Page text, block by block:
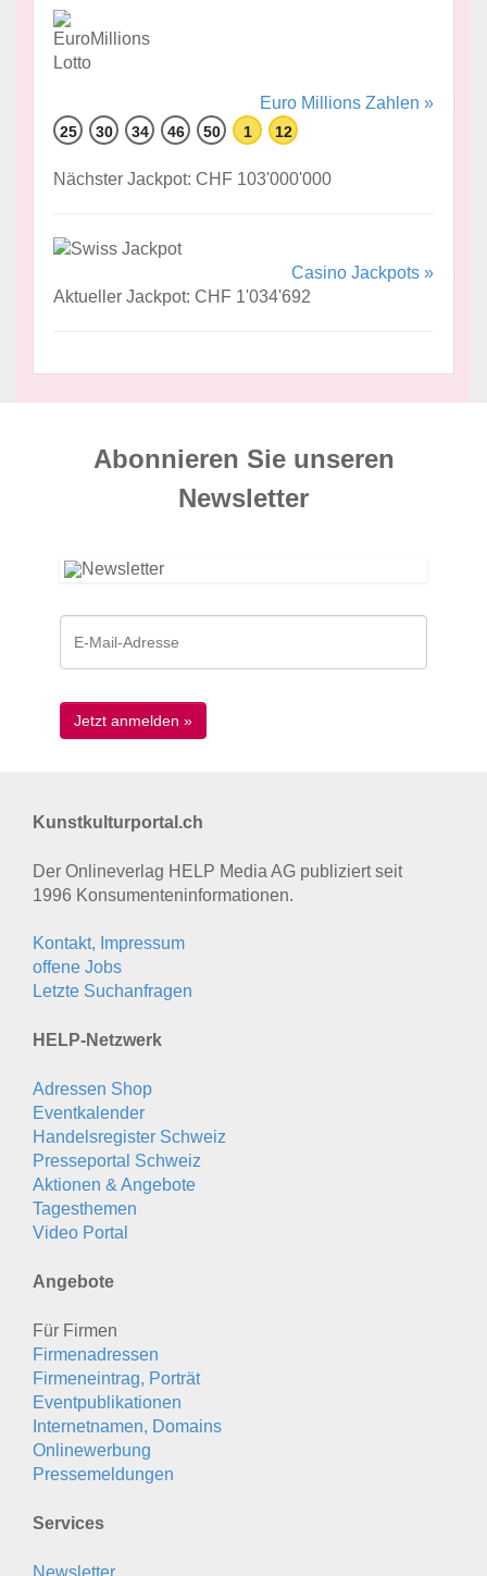
Euro Millions Zahlen »
25 30 34 46 50 1 12
Nächster Jackpot: CHF 103'000'000
Casino Jackpots »
Aktueller Jackpot: CHF 1'034'692
Abonnieren Sie unseren
News­letter
Kunstkulturportal.ch
Der Onlineverlag HELP Media AG publiziert seit
1996 Konsumenten­informationen.
Kontakt, Impressum
offene Jobs
Letzte Suchanfragen
HELP-Netzwerk
Adressen Shop
Eventkalender
Handelsregister Schweiz
Presseportal Schweiz
Aktionen & Angebote
Tagesthemen
Video Portal
Angebote
Für Firmen
Firmenadressen
Firmeneintrag, Porträt
Eventpublikationen
Internetnamen, Domains
Onlinewerbung
Pressemeldungen
Services